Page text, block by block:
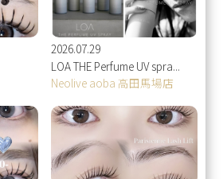
2026.07.29
LOA THE Perfume UV spra...
Neolive aoba 高田馬場店